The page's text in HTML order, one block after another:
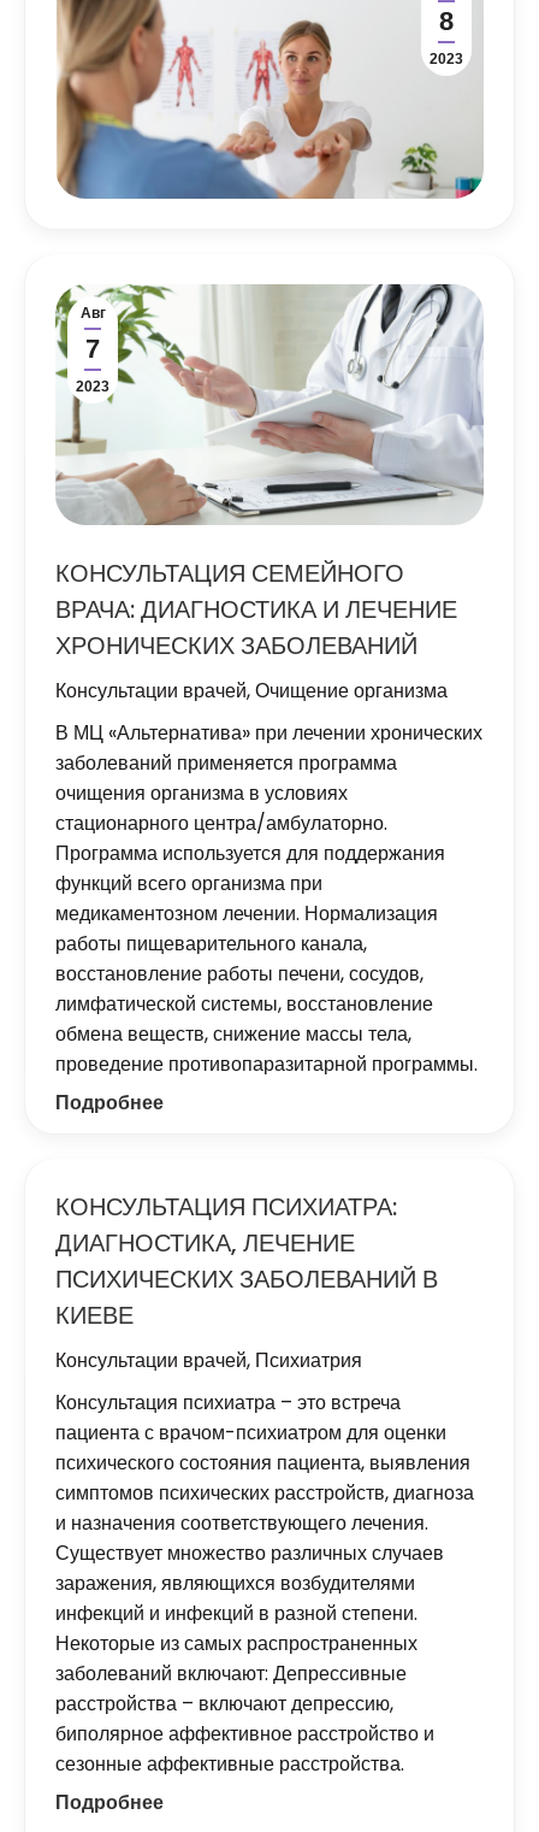
8
2023
Авг
7
2023
КОНСУЛЬТАЦИЯ СЕМЕЙНОГО
ВРАЧА: ДИАГНОСТИКА И ЛЕЧЕНИЕ
ХРОНИЧЕСКИХ ЗАБОЛЕВАНИЙ
Консультации врачей,Очищение организма
В МЦ «Альтернатива» при лечении хронических
заболеваний применяется программа
очищения организма в условиях
стационарного центра/амбулаторно.
Программа используется для поддержания
функций всего организма при
медикаментозном лечении. Нормализация
работы пищеварительного канала,
восстановление работы печени, сосудов,
лимфатической системы, восстановление
обмена веществ, снижение массы тела,
проведение противопаразитарной программы.
Подробнее
КОНСУЛЬТАЦИЯ ПСИХИАТРА:
ДИАГНОСТИКА, ЛЕЧЕНИЕ
ПСИХИЧЕСКИХ ЗАБОЛЕВАНИЙ В
КИЕВЕ
Консультации врачей, Психиатрия
Консультация психиатра – это встреча
пациента с врачом-психиатром для оценки
психического состояния пациента, выявления
симптомов психических расстройств, диагноза
и назначения соответствующего лечения.
Существует множество различных случаев
заражения, являющихся возбудителями
инфекций и инфекций в разной степени.
Некоторые из самых распространенных
заболеваний включают: Депрессивные
расстройства – включают депрессию,
биполярное аффективное расстройство и
сезонные аффективные расстройства.
Подробнее